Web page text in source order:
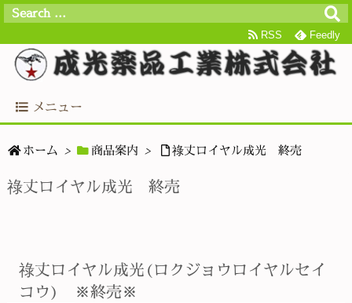
メニュー
RSS Feedly
ホーム > 商品案内 > 祿丈ロイヤル成光 終売
祿丈ロイヤル成光 終売
祿丈ロイヤル成光(ロクジョウロイヤルセイ
コウ) ※終売※